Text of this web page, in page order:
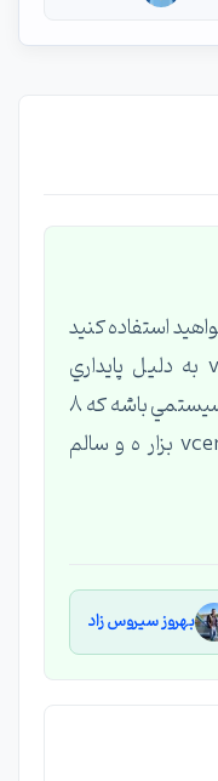
استفاده كنيد
vcsa يا vcsكه پيشنهادم vcsa به دليل پايداري
بيشتر اون هست در ضمن بايد سيستمي باشه كه ٨
گيگ رم رو كامل در اختيار vcenter بزار ه و سالم
بهروز سیروس زاد